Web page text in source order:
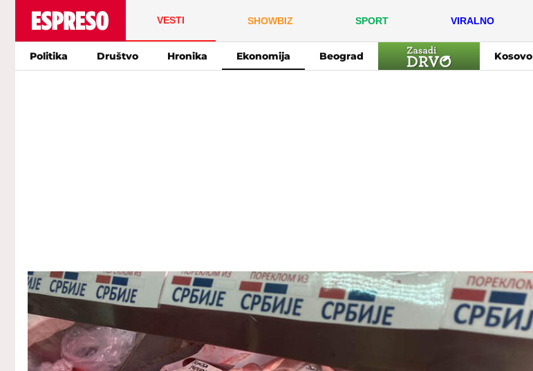
VESTI SHOWBIZ SPORT VIRALNO
Politika Društvo Hronika Ekonomija Beograd Kosovo